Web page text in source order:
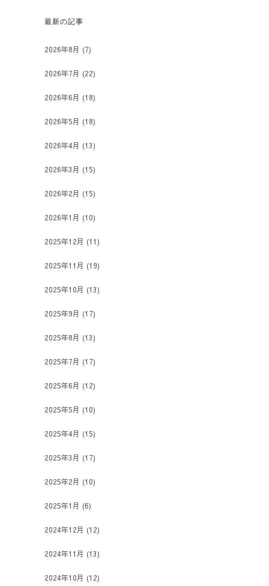
最新の記事
2026年8月 (7)
2026年7月 (22)
2026年6月 (18)
2026年5月 (18)
2026年4月 (13)
2026年3月 (15)
2026年2月 (15)
2026年1月 (10)
2025年12月 (11)
2025年11月 (19)
2025年10月 (13)
2025年9月 (17)
2025年8月 (13)
2025年7月 (17)
2025年6月 (12)
2025年5月 (10)
2025年4月 (15)
2025年3月 (17)
2025年2月 (10)
2025年1月 (6)
2024年12月 (12)
2024年11月 (13)
2024年10月 (12)